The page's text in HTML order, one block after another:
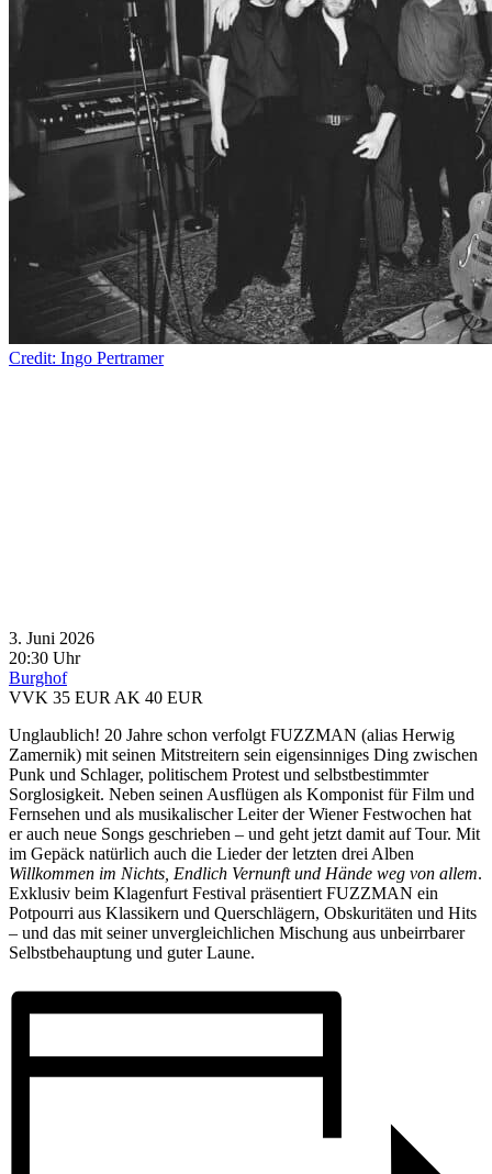
Credit: Ingo Pertramer
3. Juni 2026
20:30 Uhr
Burghof
VVK 35 EUR AK 40 EUR
Unglaublich! 20 Jahre schon verfolgt FUZZMAN (alias Herwig
Zamernik) mit seinen Mitstreitern sein eigensinniges Ding zwischen
Punk und Schlager, politischem Protest und selbstbestimmter
Sorglosigkeit. Neben seinen Ausflügen als Komponist für Film und
Fernsehen und als musikalischer Leiter der Wiener Festwochen hat
er auch neue Songs geschrieben – und geht jetzt damit auf Tour. Mit
im Gepäck natürlich auch die Lieder der letzten drei Alben
Willkommen im Nichts, Endlich Vernunft und Hände weg von allem.
Exklusiv beim Klagenfurt Festival präsentiert FUZZMAN ein
Potpourri aus Klassikern und Querschlägern, Obskuritäten und Hits
– und das mit seiner unvergleichlichen Mischung aus unbeirrbarer
Selbstbehauptung und guter Laune.